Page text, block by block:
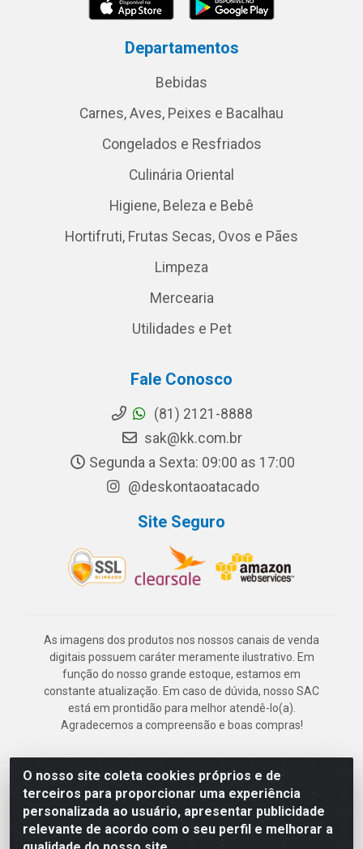
O nosso site coleta cookies próprios e de
terceiros para proporcionar uma experiência
personalizada ao usuário, apresentar publicidade
relevante de acordo com o seu perfil e melhorar a
Departamentos
Bebidas
Carnes, Aves, Peixes e Bacalhau
Congelados e Resfriados
Culinária Oriental
Higiene, Beleza e Bebê
Hortifruti, Frutas Secas, Ovos e Pães
Limpeza
Mercearia
Utilidades e Pet
Fale Conosco
(81) 2121-8888
sak@kk.com.br
Segunda a Sexta: 09:00 as 17:00
@deskontaoatacado
Site Seguro
As imagens dos produtos nos nossos canais de venda
digitais possuem caráter meramente ilustrativo. Em
função do nosso grande estoque, estamos em
constante atualização. Em caso de dúvida, nosso SAC
está em prontidão para melhor atendê-lo(a).
Agradecemos a compreensão e boas compras!
Deskontão Atacado - Av. Marechal Mascarenhas de Morais, 2471 -
Imbiribeira - Recife/PE - CEP 51.150-001 - CNPJ 24.150.377/0003-
57